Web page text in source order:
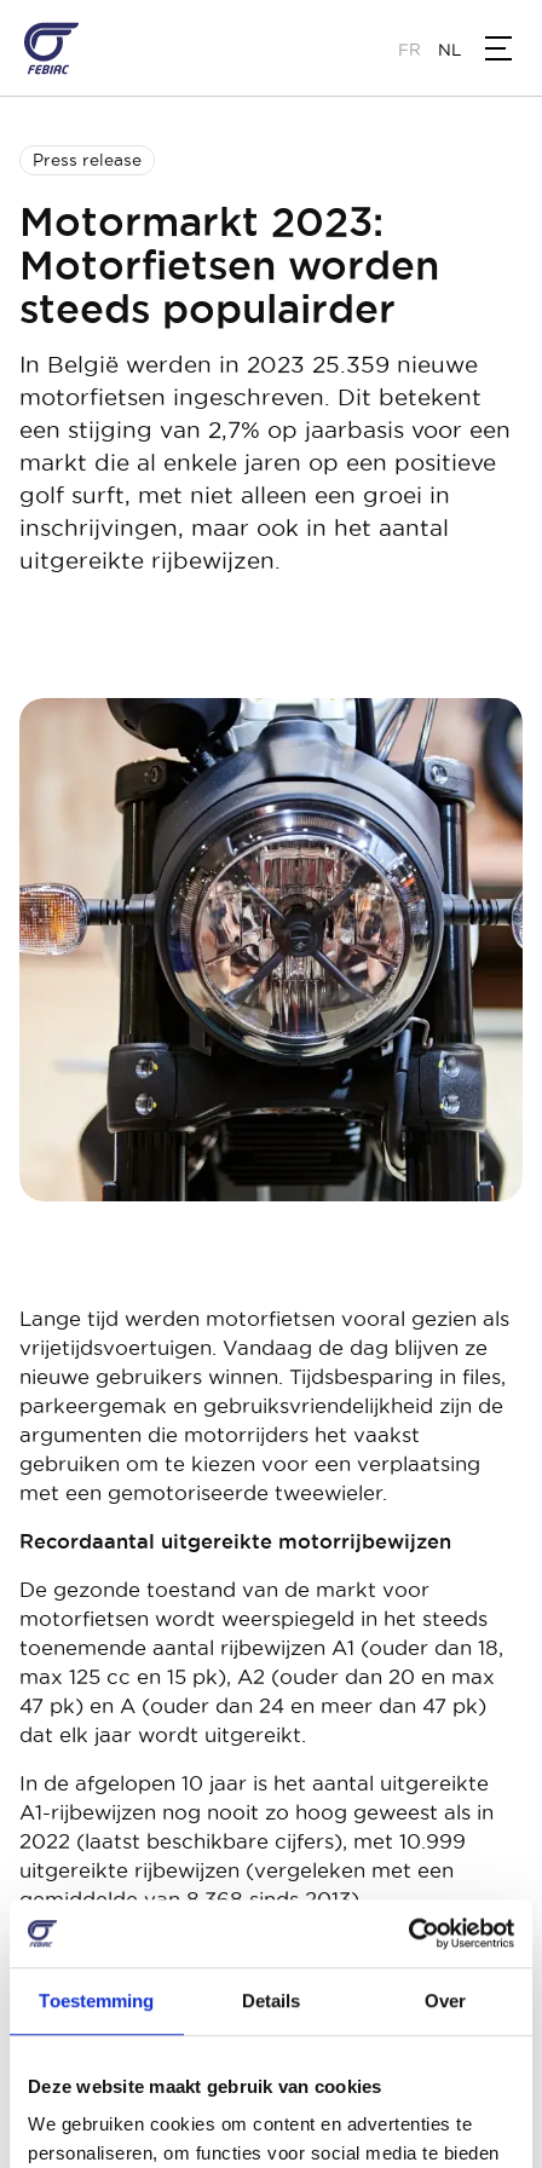
Toestemming Details Over
Deze website maakt gebruik van cookies
We gebruiken cookies om content en advertenties te
personaliseren, om functies voor social media te bieden
naar
de
gaan
FR NL
Press release
Motormarkt 2023:
Motorfietsen worden
steeds populairder
In België werden in 2023 25.359 nieuwe
motorfietsen ingeschreven. Dit betekent
een stijging van 2,7% op jaarbasis voor een
markt die al enkele jaren op een positieve
golf surft, met niet alleen een groei in
inschrijvingen, maar ook in het aantal
uitgereikte rijbewijzen.
Lange tijd werden motorfietsen vooral gezien als
vrijetijdsvoertuigen. Vandaag de dag blijven ze
nieuwe gebruikers winnen. Tijdsbesparing in files,
parkeergemak en gebruiksvriendelijkheid zijn de
argumenten die motorrijders het vaakst
gebruiken om te kiezen voor een verplaatsing
met een gemotoriseerde tweewieler.
Recordaantal uitgereikte motorrijbewijzen
De gezonde toestand van de markt voor
motorfietsen wordt weerspiegeld in het steeds
toenemende aantal rijbewijzen A1 (ouder dan 18,
max 125 cc en 15 pk), A2 (ouder dan 20 en max
47 pk) en A (ouder dan 24 en meer dan 47 pk)
dat elk jaar wordt uitgereikt.
In de afgelopen 10 jaar is het aantal uitgereikte
A1-rijbewijzen nog nooit zo hoog geweest als in
2022 (laatst beschikbare cijfers), met 10.999
uitgereikte rijbewijzen (vergeleken met een
gemiddelde van 8.368 sinds 2013).
Het aantal uitgereikte A2-rijbewijzen heeft in
eenheden vergeleken met een 10-jarig
gemiddelde van 8.345.
Het beeld is niet anders voor A-rijbewijzen met
10.008 toegewezen eenheden in 2022 (een
tienjarig record), vergeleken met een tienjarig